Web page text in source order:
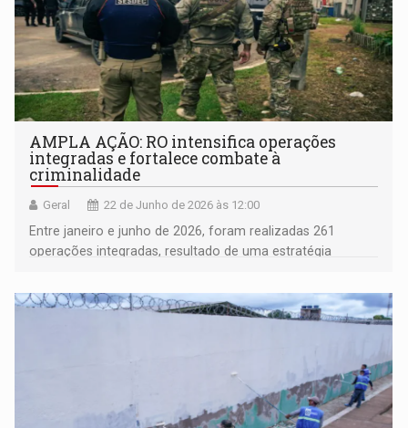
AMPLA AÇÃO: RO intensifica operações
integradas e fortalece combate à
criminalidade
Geral 22 de Junho de 2026 às 12:00
Entre janeiro e junho de 2026, foram realizadas 261
operações integradas, resultado de uma estratégia